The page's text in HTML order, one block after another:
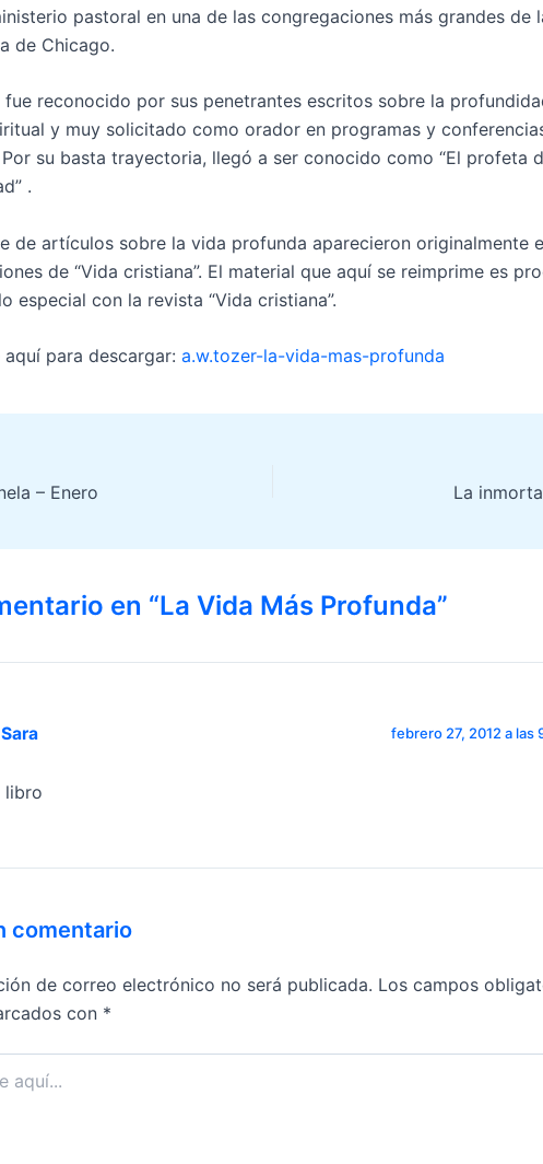
pastoral en una de las congregaciones más grandes de
de Chicago.
fue reconocido por sus penetrantes escritos sobre la
y muy solicitado como orador en programas y
su basta trayectoria, llegó a ser conocido como “El profeta
.
de artículos sobre la vida profunda aparecieron originalmente
de “Vida cristiana”. El material que aquí se reimprime es
especial con la revista “Vida cristiana”.
aquí para descargar: a.w.tozer-la-vida-mas-profunda
– Enero La
en “La Vida Más Profunda”
Sara febrero 27, 2012 a las
libro
comentario
de correo electrónico no será publicada. Los campos
con *